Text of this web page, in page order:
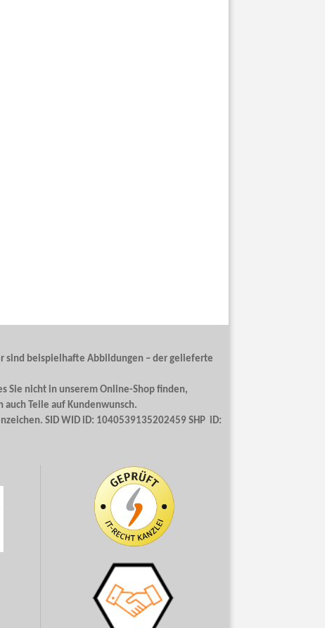
beispielhafte Abbildungen – der gelieferte
Sie nicht in unserem Online-Shop finden,
Teile auf Kundenwunsch.
SID WID iD: 1040539135202459 SHP iD: